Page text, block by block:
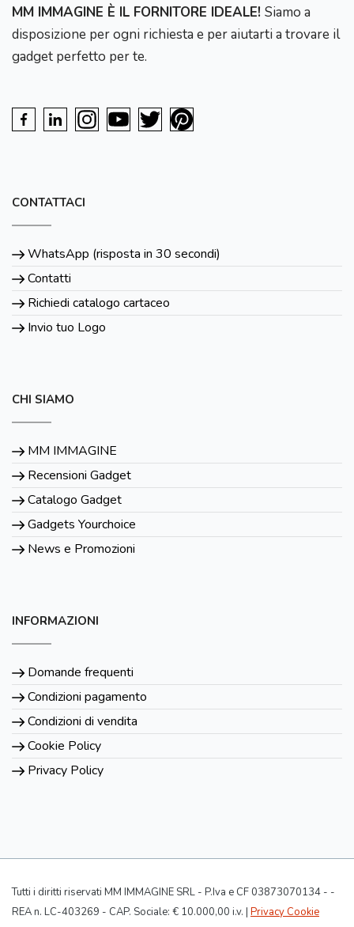
MM IMMAGINE È IL FORNITORE IDEALE! Siamo a
disposizione per ogni richiesta e per aiutarti a trovare il
gadget perfetto per te.
CONTATTACI
WhatsApp (risposta in 30 secondi)
Contatti
Richiedi catalogo cartaceo
Invio tuo Logo
CHI SIAMO
MM IMMAGINE
Recensioni Gadget
Catalogo Gadget
Gadgets Yourchoice
News e Promozioni
INFORMAZIONI
Domande frequenti
Condizioni pagamento
Condizioni di vendita
Cookie Policy
Privacy Policy
Tutti i diritti riservati MM IMMAGINE SRL - P.Iva e CF 03873070134 - -
REA n. LC-403269 - CAP. Sociale: € 10.000,00 i.v. | Privacy Cookie